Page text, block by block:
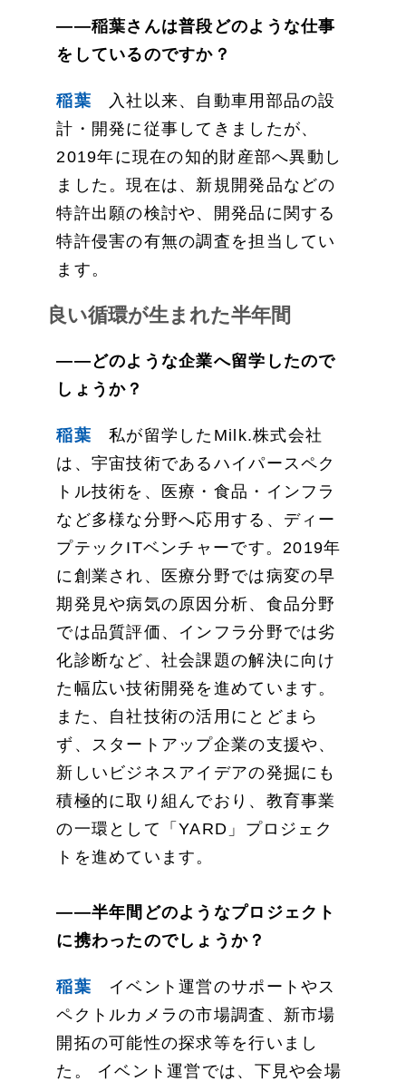
——稲葉さんは普段どのような仕事
をしているのですか？
稲葉 入社以来、自動車用部品の設
計・開発に従事してきましたが、
2019年に現在の知的財産部へ異動し
ました。現在は、新規開発品などの
特許出願の検討や、開発品に関する
特許侵害の有無の調査を担当してい
ます。
良い循環が生まれた半年間
——どのような企業へ留学したので
しょうか？
稲葉 私が留学したMilk.株式会社
は、宇宙技術であるハイパースペク
トル技術を、医療・食品・インフラ
など多様な分野へ応用する、ディー
プテックITベンチャーです。2019年
に創業され、医療分野では病変の早
期発見や病気の原因分析、食品分野
では品質評価、インフラ分野では劣
化診断など、社会課題の解決に向け
た幅広い技術開発を進めています。
また、自社技術の活用にとどまら
ず、スタートアップ企業の支援や、
新しいビジネスアイデアの発掘にも
積極的に取り組んでおり、教育事業
の一環として「YARD」プロジェク
トを進めています。
——半年間どのようなプロジェクト
に携わったのでしょうか？
稲葉 イベント運営のサポートやス
ペクトルカメラの市場調査、新市場
開拓の可能性の探求等を行いまし
た。 イベント運営では、下見や会場